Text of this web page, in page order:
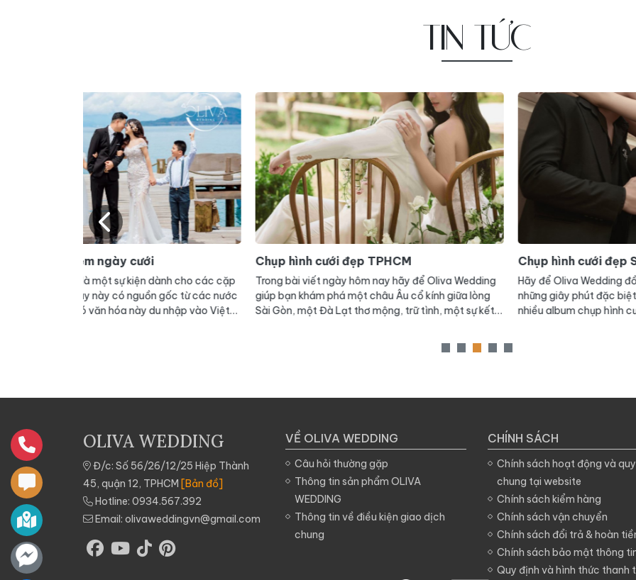
TIN TỨC
sẽ được tính
Album ảnh
quà vô giá và
nó còn tạo
Chụp hình cưới đẹp TPHCM
Trong bài viết ngày hôm nay hãy để Oliva Wedding
giúp bạn khám phá một châu Âu cổ kính giữa lòng
Sài Gòn, một Đà Lạt thơ mộng, trữ tình, một sự kết
Chụp hình cưới đẹp Sài Gòn
Hãy để Oliva Wedding đồng hành cùng bạn, trong
những giây phút đặc biệt nhất của cuộc đời; với thật
nhiều album chụp hình cưới đẹp Sài Gòn thật tinh tế,
OLIVA WEDDING
Đ/c: Số 56/26/12/25 Hiệp Thành
45, quận 12, TPHCM [Bản đồ]
Hotline: 0934.567.392
Email: olivaweddingvn@gmail.com
VỀ OLIVA WEDDING
Câu hỏi thường gặp
Thông tin sản phẩm OLIVA
WEDDING
Thông tin về điều kiện giao dịch
chung
CHÍNH SÁCH
Chính sách hoạt động và
chung tại website
Chính sách kiểm hàng
Chính sách vận chuyển
Chính sách đổi trả & hoàn
Chính sách bảo mật thông
Quy định và hình thức thanh